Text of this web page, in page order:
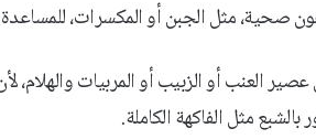
صحية، مثل الجبن أو المكسرات،
العنب أو الزبيب أو المربيات
بالشبع مثل الفاكهة الكاملة.